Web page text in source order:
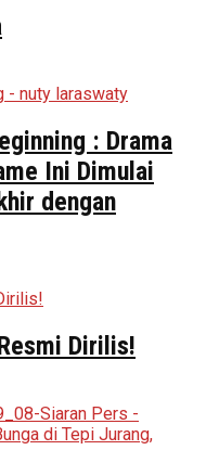
: Drama
Ini Dimulai
dengan
Dirilis!